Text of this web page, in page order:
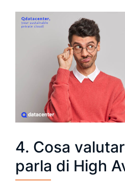
4. Cosa
parla di High